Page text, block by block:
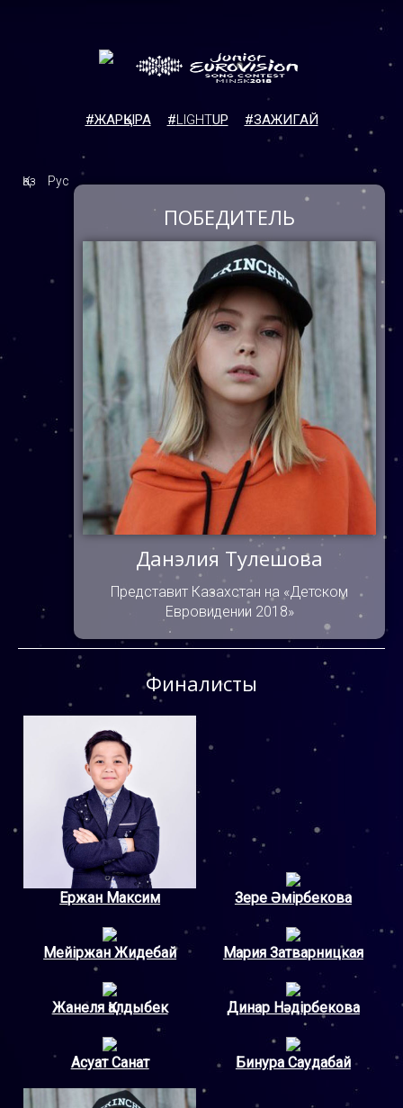
#ЖАРҚЫРА #LIGHTUP #ЗАЖИГАЙ
Қаз Рус
ПОБЕДИТЕЛЬ
Данэлия Тулешова
Представит Казахстан на «Детском
Евровидении 2018»
Финалисты
Ержан Максим Зере Əмірбекова
Мейіржан Жидебай Мария Затварницкая
Жанеля Қалдыбек Динар Нәдірбекова
Асуат Санат Бинура Саудабай